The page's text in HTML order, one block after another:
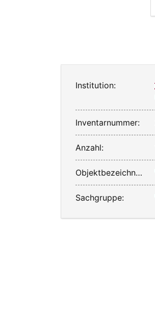
Institution:
Inventarnummer:
Anzahl:
Objektbezeichnung:
Sachgruppe: